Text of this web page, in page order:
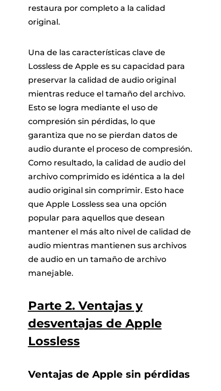
restaura por completo a la calidad
original.
Una de las características clave de
Lossless de Apple es su capacidad para
preservar la calidad de audio original
mientras reduce el tamaño del archivo.
Esto se logra mediante el uso de
compresión sin pérdidas, lo que
garantiza que no se pierdan datos de
audio durante el proceso de compresión.
Como resultado, la calidad de audio del
archivo comprimido es idéntica a la del
audio original sin comprimir. Esto hace
que Apple Lossless sea una opción
popular para aquellos que desean
mantener el más alto nivel de calidad de
audio mientras mantienen sus archivos
de audio en un tamaño de archivo
manejable.
Parte 2. Ventajas y
desventajas de Apple
Lossless
Ventajas de Apple sin pérdidas